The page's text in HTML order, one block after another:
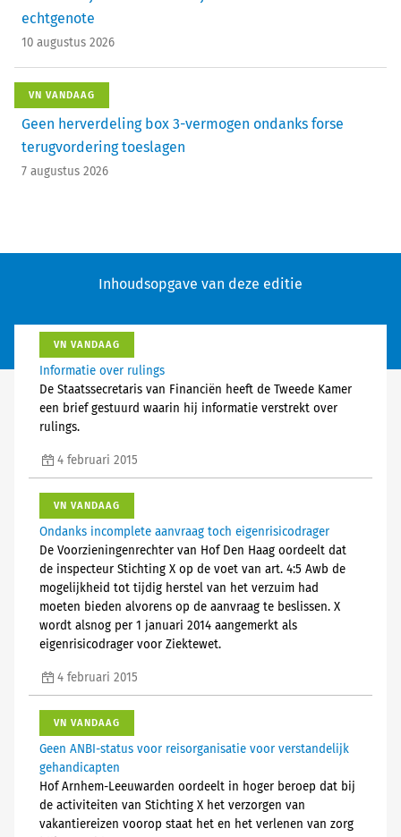
echtgenote
10 augustus 2026
VN VANDAAG
Geen herverdeling box 3-vermogen ondanks forse
terugvordering toeslagen
7 augustus 2026
Inhoudsopgave van deze editie
VN VANDAAG
Informatie over rulings
De Staatssecretaris van Financiën heeft de Tweede Kamer
een brief gestuurd waarin hij informatie verstrekt over
rulings.
4 februari 2015
VN VANDAAG
Ondanks incomplete aanvraag toch eigenrisicodrager
De Voorzieningenrechter van Hof Den Haag oordeelt dat
de inspecteur Stichting X op de voet van art. 4:5 Awb de
mogelijkheid tot tijdig herstel van het verzuim had
moeten bieden alvorens op de aanvraag te beslissen. X
wordt alsnog per 1 januari 2014 aangemerkt als
eigenrisicodrager voor Ziektewet.
4 februari 2015
VN VANDAAG
Geen ANBI-status voor reisorganisatie voor verstandelijk
gehandicapten
Hof Arnhem-Leeuwarden oordeelt in hoger beroep dat bij
de activiteiten van Stichting X het verzorgen van
vakantiereizen voorop staat het en het verlenen van zorg